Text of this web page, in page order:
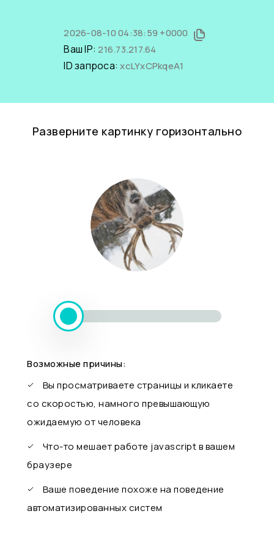
2026-08-10 04:38:59 +0000
Ваш IP:216.73.217.64
ID запроса:xcLYxCPkqeA1
Разверните картинку горизонтально
Возможные причины:
Вы просматриваете страницы и кликаете
со скоростью, намного превышающую
ожидаемую от человека
Что-то мешает работе javascript в вашем
браузере
Ваше поведение похоже на поведение
автоматизированных систем